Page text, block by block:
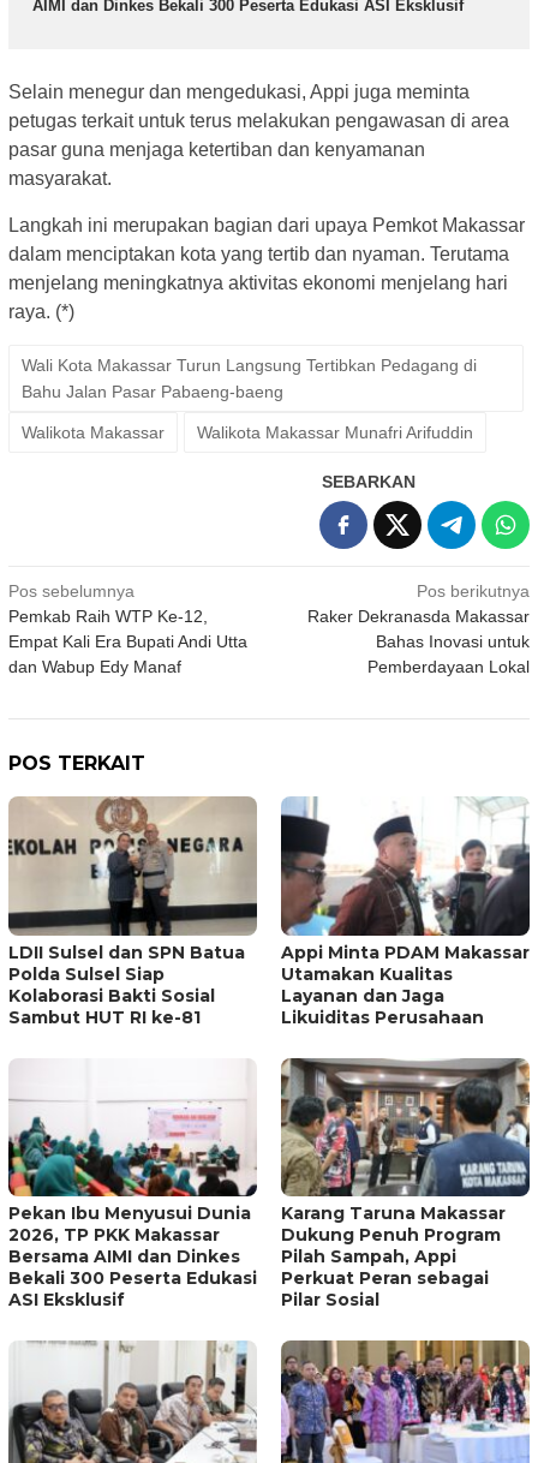
AIMI dan Dinkes Bekali 300 Peserta Edukasi ASI Eksklusif
Selain menegur dan mengedukasi, Appi juga meminta
petugas terkait untuk terus melakukan pengawasan di area
pasar guna menjaga ketertiban dan kenyamanan
masyarakat.
Langkah ini merupakan bagian dari upaya Pemkot Makassar
dalam menciptakan kota yang tertib dan nyaman. Terutama
menjelang meningkatnya aktivitas ekonomi menjelang hari
raya. (*)
Wali Kota Makassar Turun Langsung Tertibkan Pedagang di
Bahu Jalan Pasar Pabaeng-baeng
Walikota Makassar Walikota Makassar Munafri Arifuddin
SEBARKAN
Navigasi
pos
Pos sebelumnya
Pemkab Raih WTP Ke-12,
Empat Kali Era Bupati Andi Utta
dan Wabup Edy Manaf
Pos berikutnya
Raker Dekranasda Makassar
Bahas Inovasi untuk
Pemberdayaan Lokal
POS TERKAIT
LDII Sulsel dan SPN Batua
Polda Sulsel Siap
Kolaborasi Bakti Sosial
Sambut HUT RI ke-81
Appi Minta PDAM Makassar
Utamakan Kualitas
Layanan dan Jaga
Likuiditas Perusahaan
Pekan Ibu Menyusui Dunia
2026, TP PKK Makassar
Bersama AIMI dan Dinkes
Bekali 300 Peserta Edukasi
ASI Eksklusif
Karang Taruna Makassar
Dukung Penuh Program
Pilah Sampah, Appi
Perkuat Peran sebagai
Pilar Sosial